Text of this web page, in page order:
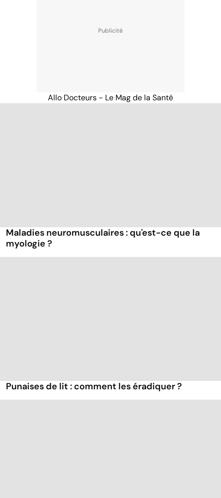
Allo Docteurs - Le Mag de la Santé
Maladies neuromusculaires : qu'est-ce que la
myologie ?
Punaises de lit : comment les éradiquer ?